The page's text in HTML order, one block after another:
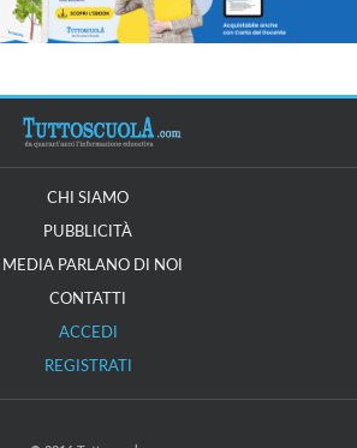
CHI SIAMO
PUBBLICITÀ
I MEDIA PARLANO DI NOI
CONTATTI
ACCEDI
REGISTRATI